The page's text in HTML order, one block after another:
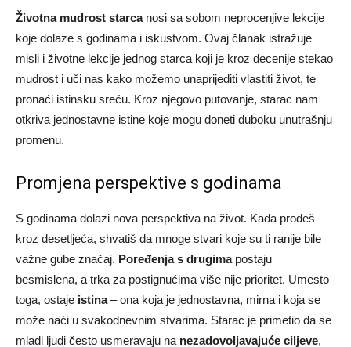
Životna mudrost starcanosi sa sobom neprocenjive lekcije
koje dolaze s godinama i iskustvom. Ovaj članak istražuje
misli i životne lekcije jednog starca koji je kroz decenije stekao
mudrost i uči nas kako možemo unaprijediti vlastiti život, te
pronaći istinsku sreću. Kroz njegovo putovanje, starac nam
otkriva jednostavne istine koje mogu doneti duboku unutrašnju
promenu.
Promjena perspektive s godinama
S godinama dolazi nova perspektiva na život. Kada prođeš
kroz desetljeća, shvatiš da mnoge stvari koje su ti ranije bile
važne gube značaj. Poređenja s drugimapostaju
besmislena, a trka za postignućima više nije prioritet. Umesto
toga, ostaje istina– ona koja je jednostavna, mirna i koja se
može naći u svakodnevnim stvarima. Starac je primetio da se
mladi ljudi često usmeravaju na nezadovoljavajuće ciljeve,